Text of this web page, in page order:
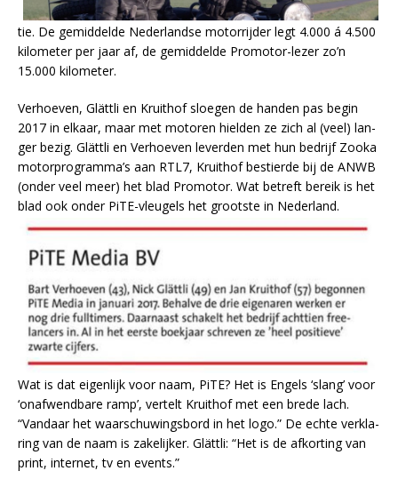
tie. De ge­mid­del­de Ne­der­land­se mo­tor­rij­der legt 4.000 á 4.500
ki­lo­me­ter per jaar af, de ge­mid­del­de Pro­mo­tor-le­zer zo’n
15.000 ki­lo­me­ter.
Ver­hoe­ven, Glätt­li en Kruit­hof sloe­gen de han­den pas be­gin
2017 in el­kaar, maar met mo­to­ren hiel­den ze zich al (veel) lan­
ger be­zig. Glätt­li en Ver­hoe­ven le­ver­den met hun be­drijf Zoo­ka
mo­tor­pro­gram­ma’s aan RTL7, Kruit­hof be­stier­de bij de ANWB
(on­der veel meer) het blad Pro­mo­tor. Wat be­treft be­reik is het
blad ook on­der PiTE-vleu­gels het groot­ste in Ne­der­land.
Wat is dat ei­gen­lijk voor naam, PiTE? Het is En­gels ‘slang’ voor
‘on­af­wend­ba­re ram­p’, ver­telt Kruit­hof met een bre­de lach.
“Van­daar het waar­schu­wings­bord in het logo.” De ech­te ver­kla­
ring van de naam is za­ke­lij­ker. Glätt­li: “Het is de af­kor­ting van
print, in­ter­net, tv en events.”